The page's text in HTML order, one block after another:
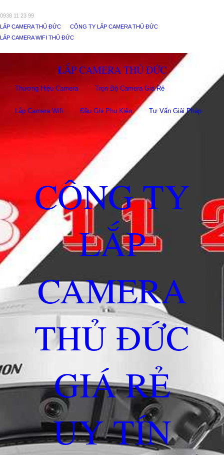
0938 11 23 99
LẮP CAMERA THỦ ĐỨC
CÔNG TY LẮP CAMERA THỦ ĐỨC
LẮP CAMERA WIFI THỦ ĐỨC
LẮP CAMERA THỦ ĐỨC
Thương Hiệu Camera Trọn Bộ Camera Giá Rẻ
Lắp Camera Wifi Đầu Ghi Phụ Kiên Tư Vấn Giải Pháp
CÔNG TY
LẮP
CAMERA
THỦ ĐỨC
GIÁ RẺ
UY TÍN